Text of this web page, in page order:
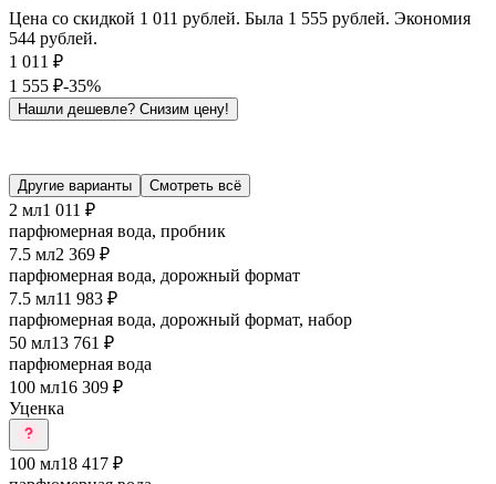
Цена со скидкой 1 011 рублей. Была 1 555 рублей. Экономия
544 рублей.
1 011 ₽
1 555 ₽-35%
Нашли дешевле? Снизим цену!
Другие варианты Смотреть всё
2 мл1 011 ₽
парфюмерная вода, пробник
7.5 мл2 369 ₽
парфюмерная вода, дорожный формат
7.5 мл11 983 ₽
парфюмерная вода, дорожный формат, набор
50 мл13 761 ₽
парфюмерная вода
100 мл16 309 ₽
Уценка
100 мл18 417 ₽